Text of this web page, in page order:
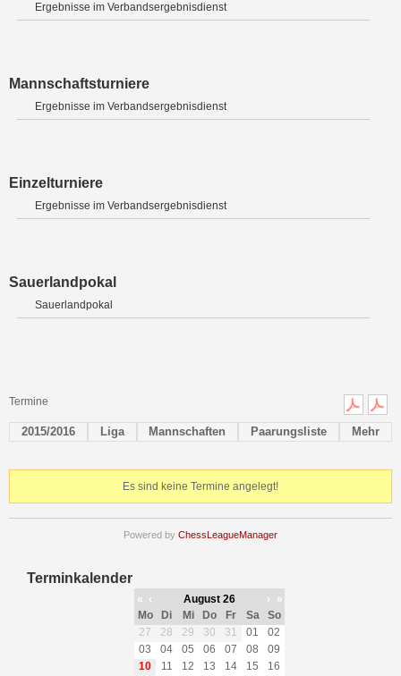
Ergebnisse im Verbandsergebnisdienst
Mannschaftsturniere
Ergebnisse im Verbandsergebnisdienst
Einzelturniere
Ergebnisse im Verbandsergebnisdienst
Sauerlandpokal
Sauerlandpokal
Termine
2015/2016 Liga Mannschaften Paarungsliste Mehr
Es sind keine Termine angelegt!
Powered by ChessLeagueManager
Terminkalender
« ‹ August 26 ›
»
Mo
Di Mi Do Fr Sa
So
27
28 29 30 31 01
02
03
04 05 06 07 08
09
10
11 12 13 14 15
16